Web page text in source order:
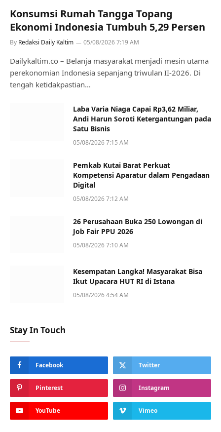
Konsumsi Rumah Tangga Topang
Ekonomi Indonesia Tumbuh 5,29 Persen
By Redaksi Daily Kaltim 05/08/2026 7:19 AM
Dailykaltim.co – Belanja masyarakat menjadi mesin utama
perekonomian Indonesia sepanjang triwulan II-2026. Di
tengah ketidakpastian…
Laba Varia Niaga Capai Rp3,62 Miliar,
Andi Harun Soroti Ketergantungan pada
Satu Bisnis
05/08/2026 7:15 AM
Pemkab Kutai Barat Perkuat
Kompetensi Aparatur dalam Pengadaan
Digital
05/08/2026 7:12 AM
26 Perusahaan Buka 250 Lowongan di
Job Fair PPU 2026
05/08/2026 7:10 AM
Kesempatan Langka! Masyarakat Bisa
Ikut Upacara HUT RI di Istana
05/08/2026 4:54 AM
Stay In Touch
Facebook Twitter
Pinterest Instagram
YouTube Vimeo